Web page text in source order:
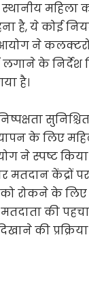
महिला
है, ये कोई
आयोग ने
लगाने के
है।
के लिए
ने स्पष्ट
मतदान केंद्रों
रोकने के लिए
की
की